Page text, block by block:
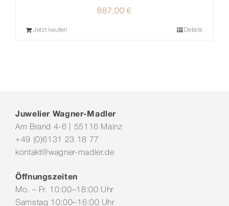
887,00 €
Jetzt kaufen Details
Juwelier Wagner-Madler
Am Brand 4-6 | 55116 Mainz
+49 (0)6131 23 18 77
kontakt@wagner-madler.de
Öffnungszeiten
Mo. – Fr. 10:00–18:00 Uhr
Samstag 10:00–16:00 Uhr